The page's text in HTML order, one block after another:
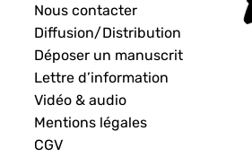
Nous contacter
Diffusion/Distribution
Déposer un manuscrit
Lettre d’information
Vidéo & audio
Mentions légales
CGV